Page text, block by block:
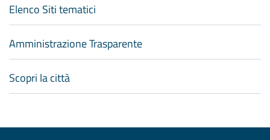
Elenco Siti tematici
Amministrazione Trasparente
Scopri la città